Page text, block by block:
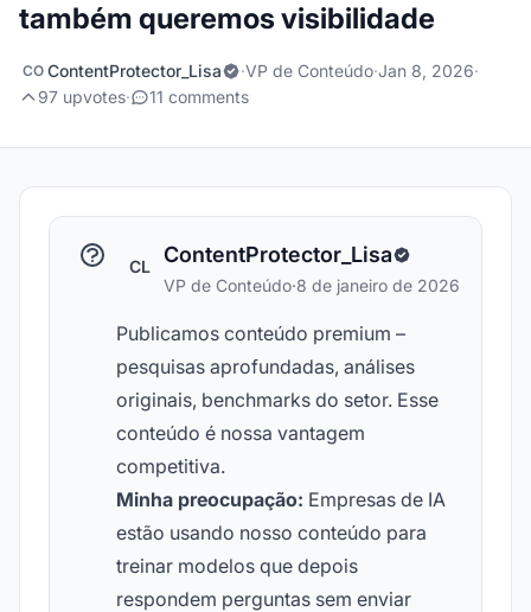
também queremos visibilidade
CO ContentProtector_Lisa ·VP de Conteúdo·Jan 8, 2026·
97 upvotes· 11 comments
CL ContentProtector_Lisa
VP de Conteúdo·8 de janeiro de 2026
Publicamos conteúdo premium –
pesquisas aprofundadas, análises
originais, benchmarks do setor. Esse
conteúdo é nossa vantagem
competitiva.
Minha preocupação: Empresas de IA
estão usando nosso conteúdo para
treinar modelos que depois
respondem perguntas sem enviar